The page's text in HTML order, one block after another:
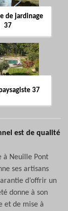
de jardinage
37
37
est de qualité
à Neuille Pont
ses artisans
d’offrir un
donne à son
et de mise à